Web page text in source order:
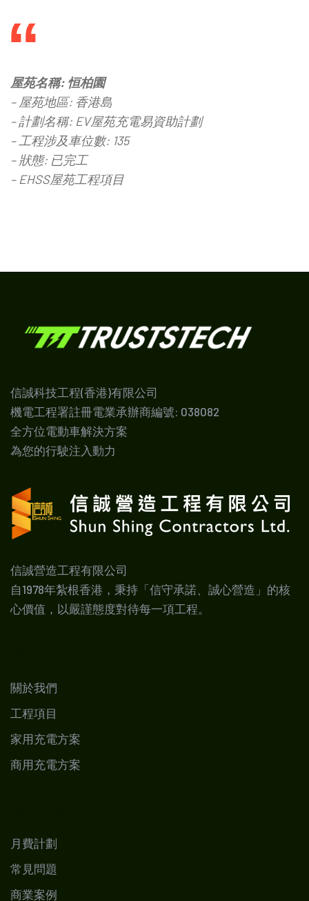
屋苑名稱: 恒柏園
– 屋苑地區: 香港島
– 計劃名稱: EV屋苑充電易資助計劃
– 工程涉及車位數: 135
– 狀態: 已完工
– EHSS屋苑工程項目
信誠科技工程(香港)有限公司
機電工程署註冊電業承辦商編號: 038082
全方位電動車解決方案
為您的行駛注入動力
信誠營造工程有限公司
自1978年紮根香港，秉持「信守承諾、誠心營造」的核
心價值，以嚴謹態度對待每一項工程。
關於我們
工程項目
家用充電方案
商用充電方案
月費計劃
常見問題
商業案例